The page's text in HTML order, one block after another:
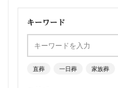
キーワード
直葬 一日葬 家族葬